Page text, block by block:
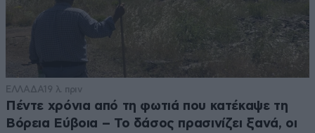
ΕΛΛΑΔΑ19 λ. πριν
Πέντε χρόνια από τη φωτιά που κατέκαψε τη
Βόρεια Εύβοια – Το δάσος πρασινίζει ξανά, οι